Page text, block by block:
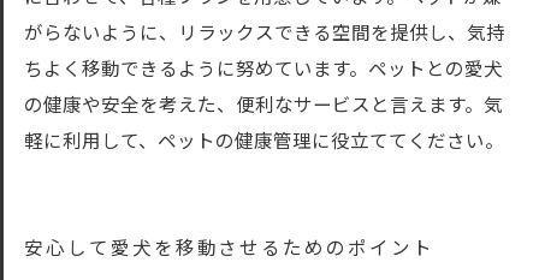
がらないように、リラックスできる空間を提供し、気持
ちよく移動できるように努めています。ペットとの愛犬
の健康や安全を考えた、便利なサービスと言えます。気
軽に利用して、ペットの健康管理に役立ててください。
安心して愛犬を移動させるためのポイント